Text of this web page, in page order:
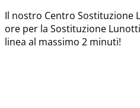
Il nostro Centro Sostituzione
ore per la Sostituzione
linea al massimo 2 minuti!